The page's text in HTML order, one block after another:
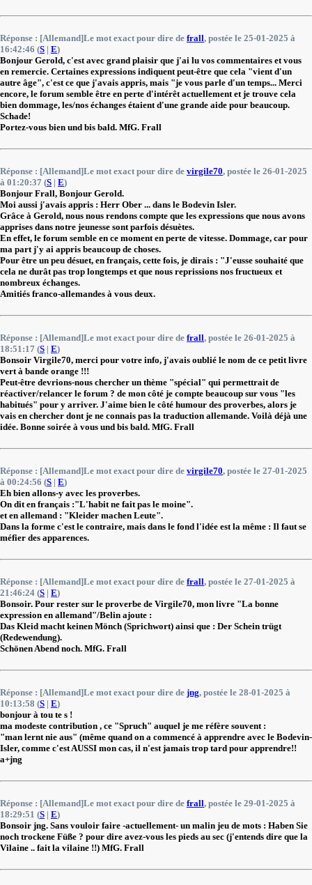
Réponse : [Allemand]Le mot exact pour dire de frall, postée le 25-01-2025 à
16:42:46 (S | E)
Bonjour Gerold, c'est avec grand plaisir que j'ai lu vos commentaires et vous
en remercie. Certaines expressions indiquent peut-être que cela "vient d'un
autre âge", c'est ce que j'avais appris, mais "je vous parle d'un temps... Merci
encore, le forum semble être en perte d'intérêt actuellement et je trouve cela
bien dommage, les/nos échanges étaient d'une grande aide pour beaucoup.
Schade!
Portez-vous bien und bis bald. MfG. Frall
Réponse : [Allemand]Le mot exact pour dire de virgile70, postée le 26-01-2025
à 01:20:37 (S | E)
Bonjour Frall, Bonjour Gerold.
Moi aussi j'avais appris : Herr Ober ... dans le Bodevin Isler.
Grâce à Gerold, nous nous rendons compte que les expressions que nous avons
apprises dans notre jeunesse sont parfois désuètes.
En effet, le forum semble en ce moment en perte de vitesse. Dommage, car pour
ma part j'y ai appris beaucoup de choses.
Pour être un peu désuet, en français, cette fois, je dirais : "J'eusse souhaité que
cela ne durât pas trop longtemps et que nous reprissions nos fructueux et
nombreux échanges.
Amitiés franco-allemandes à vous deux.
Réponse : [Allemand]Le mot exact pour dire de frall, postée le 26-01-2025 à
18:51:17 (S | E)
Bonsoir Virgile70, merci pour votre info, j'avais oublié le nom de ce petit livre
vert à bande orange !!!
Peut-être devrions-nous chercher un thème "spécial" qui permettrait de
réactiver/relancer le forum ? de mon côté je compte beaucoup sur vous "les
habitués" pour y arriver. J'aime bien le côté humour des proverbes, alors je
vais en chercher dont je ne connais pas la traduction allemande. Voilà déjà une
idée. Bonne soirée à vous und bis bald. MfG. Frall
Réponse : [Allemand]Le mot exact pour dire de virgile70, postée le 27-01-2025
à 00:24:56 (S | E)
Eh bien allons-y avec les proverbes.
On dit en français :"L'habit ne fait pas le moine".
et en allemand : "Kleider machen Leute".
Dans la forme c'est le contraire, mais dans le fond l'idée est la même : Il faut se
méfier des apparences.
Réponse : [Allemand]Le mot exact pour dire de frall, postée le 27-01-2025 à
21:46:24 (S | E)
Bonsoir. Pour rester sur le proverbe de Virgile70, mon livre "La bonne
expression en allemand"/Belin ajoute :
Das Kleid macht keinen Mönch (Sprichwort) ainsi que : Der Schein trügt
(Redewendung).
Schönen Abend noch. MfG. Frall
Réponse : [Allemand]Le mot exact pour dire de jng, postée le 28-01-2025 à
10:13:58 (S | E)
bonjour à tou te s !
ma modeste contribution , ce "Spruch" auquel je me réfère souvent :
"man lernt nie aus" (même quand on a commencé à apprendre avec le Bodevin-
Isler, comme c'est AUSSI mon cas, il n'est jamais trop tard pour apprendre!!
a+jng
Réponse : [Allemand]Le mot exact pour dire de frall, postée le 29-01-2025 à
18:29:51 (S | E)
Bonsoir jng. Sans vouloir faire -actuellement- un malin jeu de mots : Haben Sie
noch trockene Füße ? pour dire avez-vous les pieds au sec (j'entends dire que la
Vilaine .. fait la vilaine !!) MfG. Frall